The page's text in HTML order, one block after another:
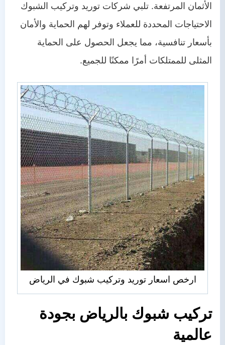
الأثمان المرتفعة. تلبي شركات توريد وتركيب الشبوك
الاحتياجات المحددة للعملاء وتوفر لهم الحماية والأمان
بأسعار تنافسية، مما يجعل الحصول على الحماية
المثلى للممتلكات أمرًا ممكنًا للجميع.
ارخص اسعار توريد وتركيب شبوك في الرياض
تركيب شبوك بالرياض بجودة
عالمية